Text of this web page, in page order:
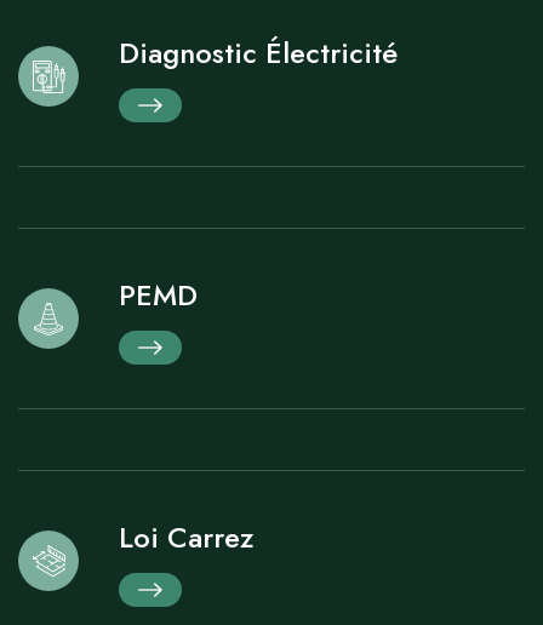
Diagnostic Électricité
PEMD
Loi Carrez